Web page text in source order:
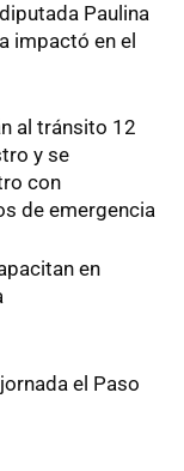
Paulina
impactó en el
al tránsito 12
y se
con
de emergencia
en
el Paso